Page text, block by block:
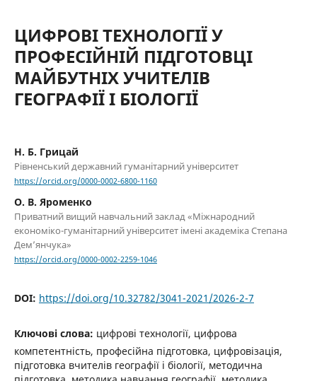
ЦИФРОВІ ТЕХНОЛОГІЇ У
ПРОФЕСІЙНІЙ ПІДГОТОВЦІ
МАЙБУТНІХ УЧИТЕЛІВ
ГЕОГРАФІЇ І БІОЛОГІЇ
Н. Б. Грицай
Рівненський державний гуманітарний університет
https://orcid.org/0000-0002-6800-1160
О. В. Яроменко
Приватний вищий навчальний заклад «Міжнародний
економіко-гуманітарний університет імені академіка Степана
Дем’янчука»
https://orcid.org/0000-0002-2259-1046
DOI: https://doi.org/10.32782/3041-2021/2026-2-7
Ключові слова: цифрові технології, цифрова
компетентність, професійна підготовка, цифровізація,
підготовка вчителів географії і біології, методична